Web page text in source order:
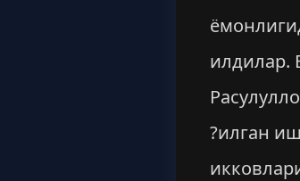
илдилар.
?илган